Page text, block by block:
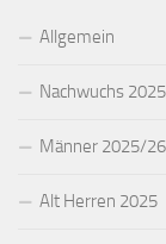
Allgemein
Nachwuchs
Männer 2025/26
Alt Herren 2025